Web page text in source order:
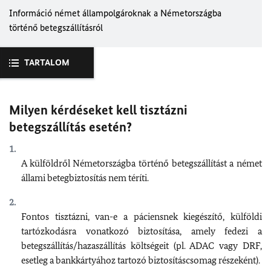
Információ német állampolgároknak a Németországba
történő betegszállításról
TARTALOM
Milyen kérdéseket kell tisztázni
betegszállítás esetén?
A külföldről Németországba történő betegszállítást a német
állami betegbiztosítás nem téríti.
Fontos tisztázni, van-e a páciensnek kiegészítő, külföldi
tartózkodásra vonatkozó biztosítása, amely fedezi a
betegszállítás/hazaszállítás költségeit (pl. ADAC vagy DRF,
esetleg a bankkártyához tartozó biztosításcsomag részeként).